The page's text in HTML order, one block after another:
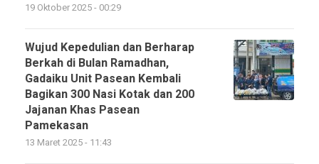
19 Oktober 2025 - 00:29
Wujud Kepedulian dan Berharap
Berkah di Bulan Ramadhan,
Gadaiku Unit Pasean Kembali
Bagikan 300 Nasi Kotak dan 200
Jajanan Khas Pasean
Pamekasan
13 Maret 2025 - 11:43